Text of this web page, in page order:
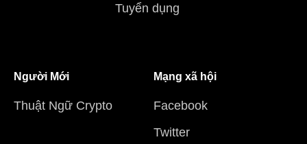
Tuyển dụng
Người Mới
Thuật Ngữ Crypto
Mạng xã hội
Facebook
Twitter